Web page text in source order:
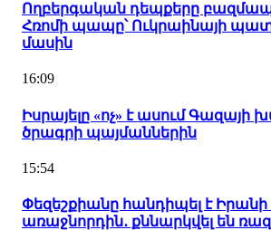
Ողբերգական դեպքերը
Հռոմի պապը՝ Ուկրաինայի
մասին
16:09
Իսրայելը «ոչ» է ասում Գազայի
ծրագրի պայմաններին
15:54
Փեզեշքիանը հանդիպել է Իրանի
առաջնորդին․ քննարկվել են